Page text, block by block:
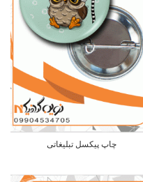
چاپ پیکسل تبلیغاتی